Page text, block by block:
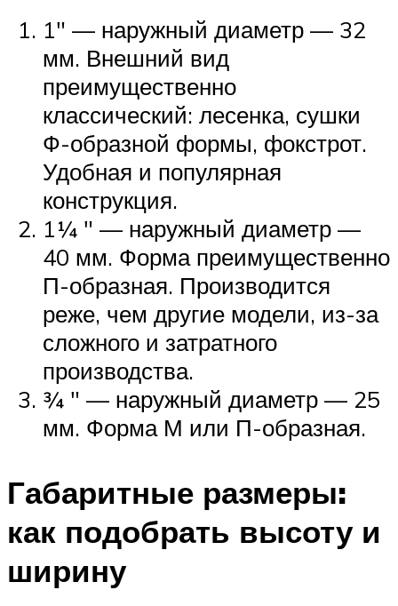
1″ — наружный диаметр — 32
мм. Внешний вид
преимущественно
классический: лесенка, сушки
Ф-образной формы, фокстрот.
Удобная и популярная
конструкция.
1¼ ″ — наружный диаметр —
40 мм. Форма преимущественно
П-образная. Производится
реже, чем другие модели, из-за
сложного и затратного
производства.
¾ ″ — наружный диаметр — 25
мм. Форма М или П-образная.
Габаритные размеры:
как подобрать высоту и
ширину